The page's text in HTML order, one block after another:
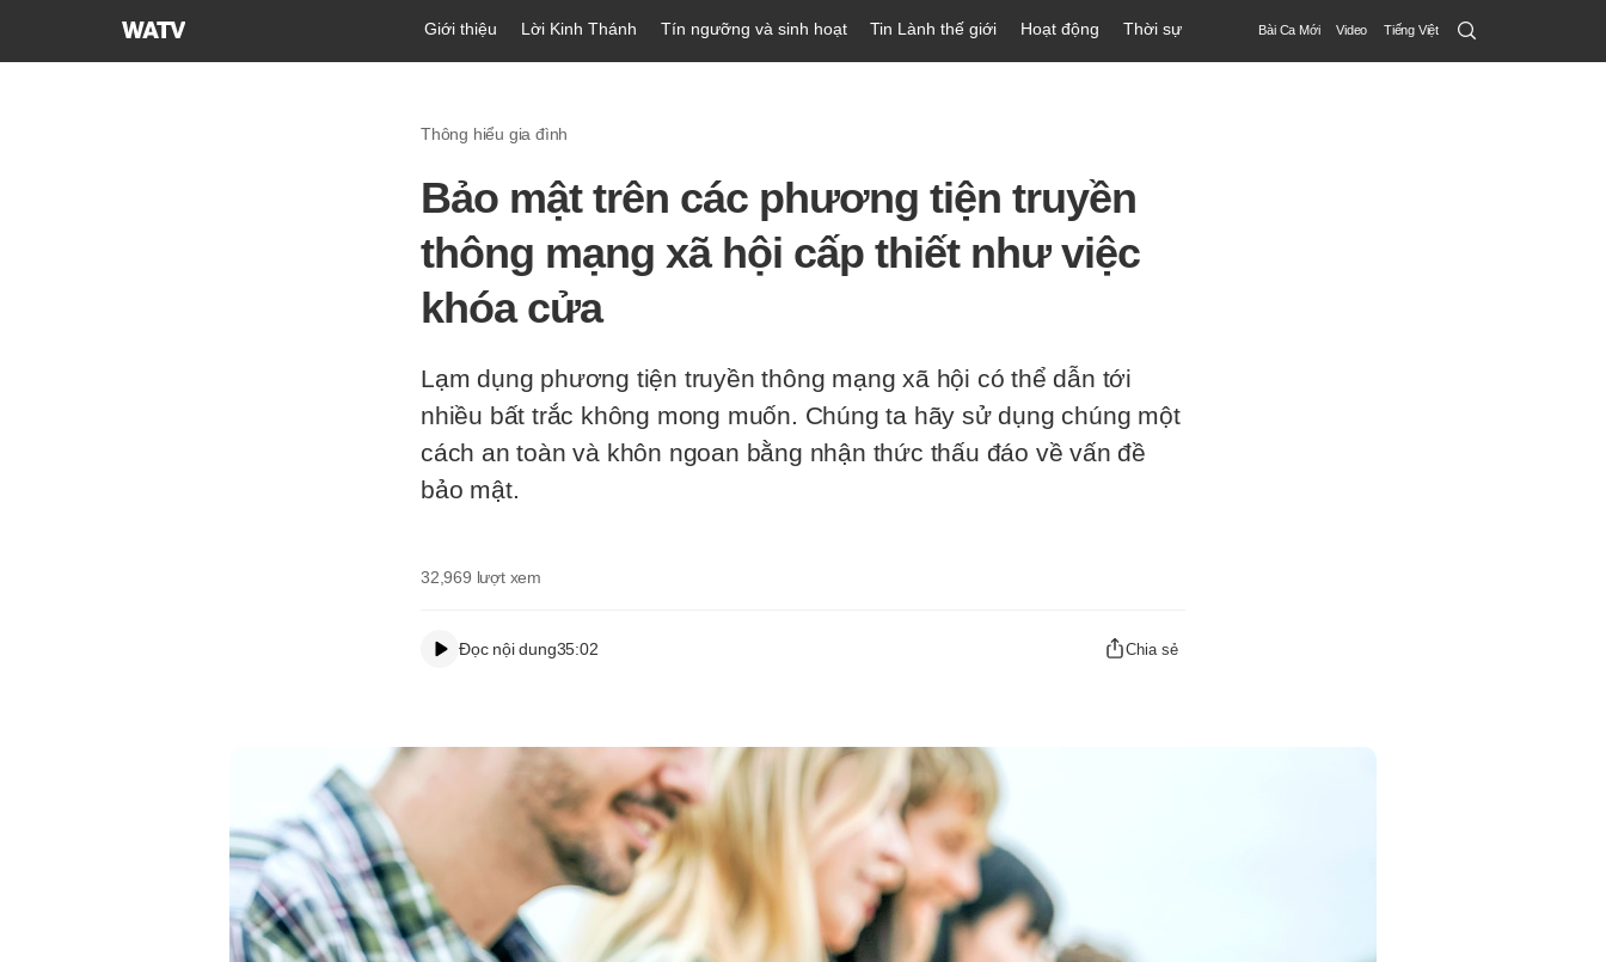
Hội
Giới thiệu Lời Kinh Thánh Tín ngưỡng và sinh hoạt Tin Lành thế giới Hoạt động Thời sự Bài Ca Mới Video Tiếng Việt Search
Submit
Thông hiểu gia đình
Bảo mật trên các phương tiện truyền
thông mạng xã hội cấp thiết như việc
khóa cửa
Lạm dụng phương tiện truyền thông mạng xã hội có thể dẫn tới
nhiều bất trắc không mong muốn. Chúng ta hãy sử dụng chúng một
cách an toàn và khôn ngoan bằng nhận thức thấu đáo về vấn đề
bảo mật.
32,969 lượt xem
Đọc nội dung35:02 Chia sẻ